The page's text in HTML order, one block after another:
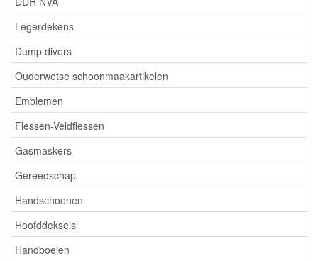
Legerdekens
Dump divers
Ouderwetse schoonmaakartikelen
Emblemen
Flessen-Veldflessen
Gasmaskers
Gereedschap
Handschoenen
Hoofddeksels
Handboeien